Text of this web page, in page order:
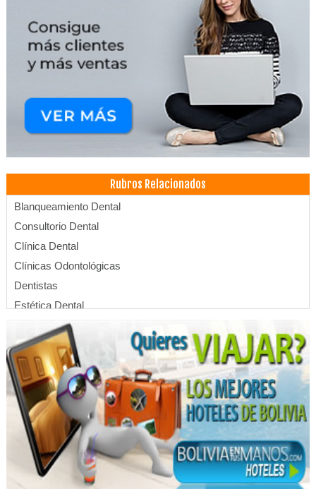
Rubros Relacionados
Blanqueamiento Dental
Consultorio Dental
Clínica Dental
Clínicas Odontológicas
Dentistas
Estética Dental
Implantología Dental
Implantes dentales
Limpieza Dental
Médicos Odontólogos Pediatras
Odontología Integral
Odontología Estética
Odontopediatría
Ortodoncia